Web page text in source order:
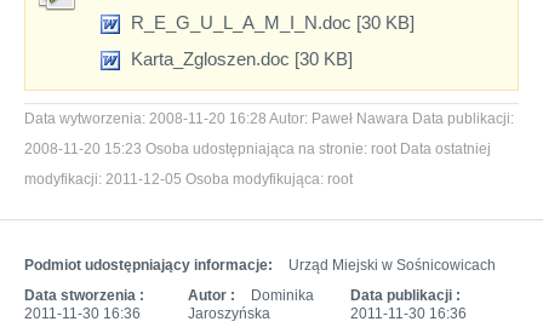
R_E_G_U_L_A_M_I_N.doc [30 KB]
Karta_Zgloszen.doc [30 KB]
Data wytworzenia: 2008-11-20 16:28 Autor: Paweł Nawara Data publikacji:
2008-11-20 15:23 Osoba udostępniająca na stronie: root Data ostatniej
modyfikacji: 2011-12-05 Osoba modyfikująca: root
Podmiot udostępniający informacje:
Urząd Miejski w Sośnicowicach
Data stworzenia :
2011-11-30 16:36
Autor :
Dominika
Jaroszyńska
Data publikacji :
2011-11-30 16:36